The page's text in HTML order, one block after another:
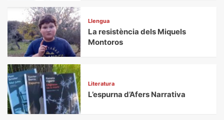
Llengua
La resistència dels Miquels
Montoros
Literatura
L’espurna d’Afers Narrativa